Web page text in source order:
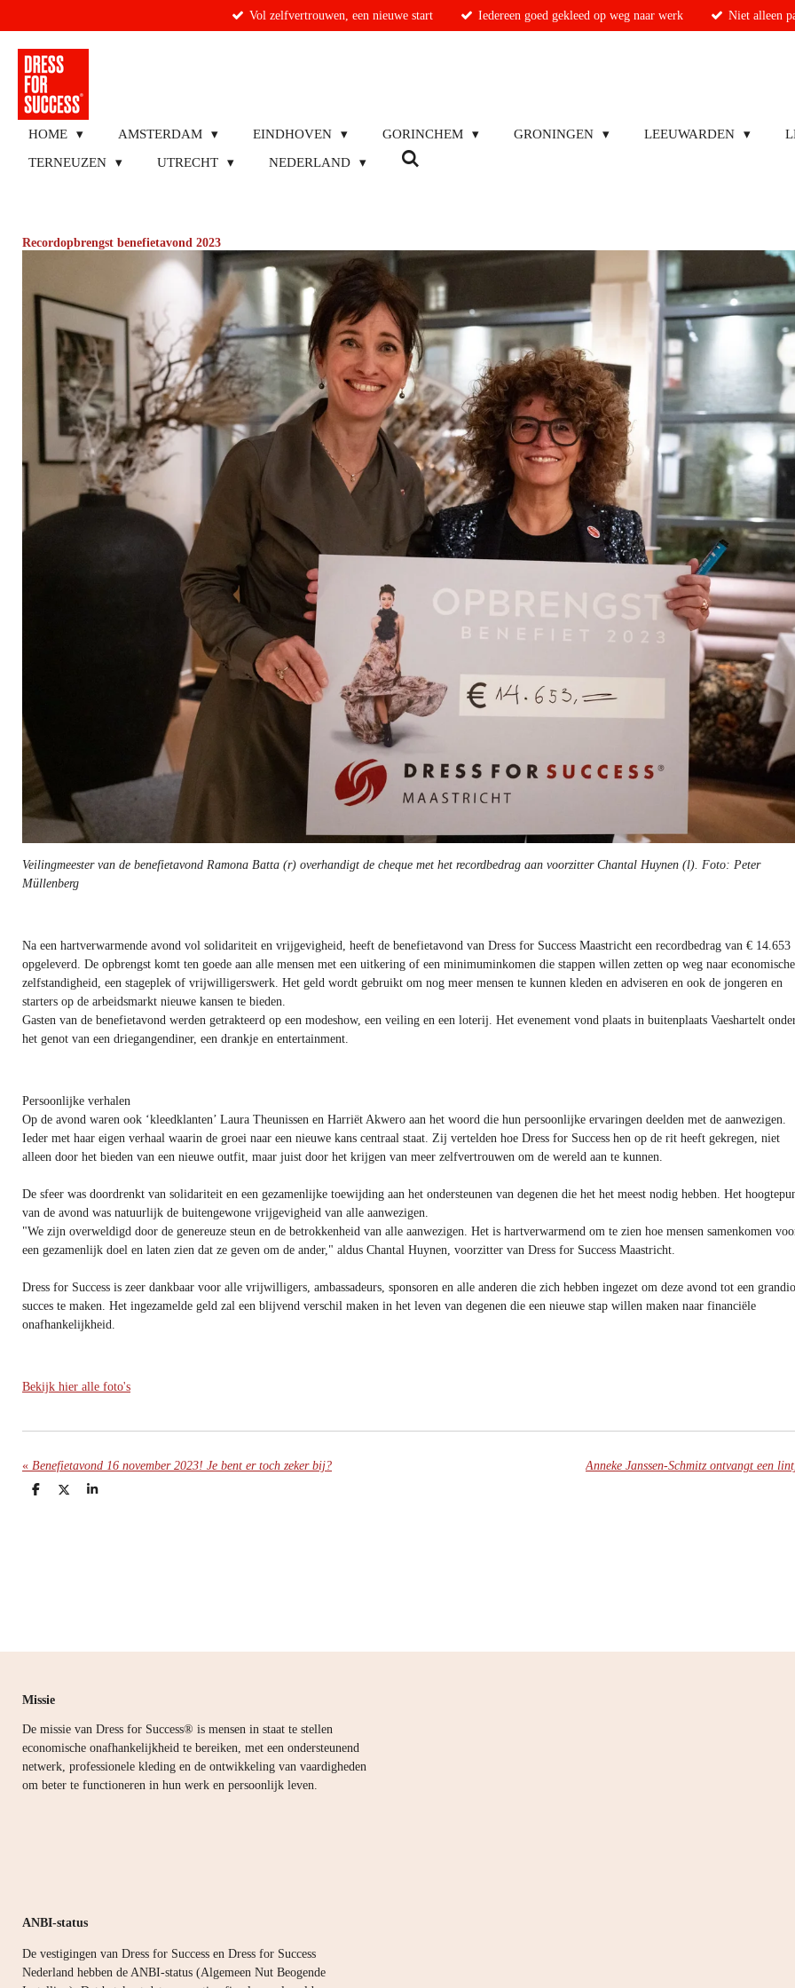
direct
naar
hoofdinhoud
Vol zelfvertrouwen, een nieuwe start Iedereen goed gekleed op weg naar werk Niet alleen
HOME AMSTERDAM EINDHOVEN GORINCHEM GRONINGEN LEEUWARDEN
TERNEUZEN
UTRECHT NEDERLAND
Recordopbrengst benefietavond 2023
Veilingmeester van de benefietavond Ramona Batta (r) overhandigt de cheque met het recordbedrag aan voorzitter Chantal Huynen (l). Foto: Peter
Müllenberg
Na een hartverwarmende avond vol solidariteit en vrijgevigheid, heeft de benefietavond van Dress for Success Maastricht een recordbedrag van € 14.653
opgeleverd. De opbrengst komt ten goede aan alle mensen met een uitkering of een minimuminkomen die stappen willen zetten op weg naar economische
zelfstandigheid, een stageplek of vrijwilligerswerk. Het geld wordt gebruikt om nog meer mensen te kunnen kleden en adviseren en ook de jongeren en
starters op de arbeidsmarkt nieuwe kansen te bieden.
Gasten van de benefietavond werden getrakteerd op een modeshow, een veiling en een loterij. Het evenement vond plaats in buitenplaats Vaeshartelt
het genot van een driegangendiner, een drankje en entertainment.
Persoonlijke verhalen
Op de avond waren ook ‘kleedklanten’ Laura Theunissen en Harriët Akwero aan het woord die hun persoonlijke ervaringen deelden met de aanwezigen.
Ieder met haar eigen verhaal waarin de groei naar een nieuwe kans centraal staat. Zij vertelden hoe Dress for Success hen op de rit heeft gekregen, niet
alleen door het bieden van een nieuwe outfit, maar juist door het krijgen van meer zelfvertrouwen om de wereld aan te kunnen.
De sfeer was doordrenkt van solidariteit en een gezamenlijke toewijding aan het ondersteunen van degenen die het het meest nodig hebben. Het
van de avond was natuurlijk de buitengewone vrijgevigheid van alle aanwezigen.
"We zijn overweldigd door de genereuze steun en de betrokkenheid van alle aanwezigen. Het is hartverwarmend om te zien hoe mensen samenkomen
een gezamenlijk doel en laten zien dat ze geven om de ander," aldus Chantal Huynen, voorzitter van Dress for Success Maastricht.
Dress for Success is zeer dankbaar voor alle vrijwilligers, ambassadeurs, sponsoren en alle anderen die zich hebben ingezet om deze avond tot een
succes te maken. Het ingezamelde geld zal een blijvend verschil maken in het leven van degenen die een nieuwe stap willen maken naar financiële
onafhankelijkheid.
Bekijk hier alle foto's
« Benefietavond 16 november 2023! Je bent er toch zeker bij? Anneke Janssen-Schmitz ontvangt een
D
D
S
Missie
De missie van Dress for Success® is mensen in staat te stellen
economische onafhankelijkheid te bereiken, met een ondersteunend
netwerk, professionele kleding en de ontwikkeling van vaardigheden
om beter te functioneren in hun werk en persoonlijk leven.
ANBI-status
De vestigingen van Dress for Success en Dress for Success
Nederland hebben de ANBI-status (Algemeen Nut Beogende